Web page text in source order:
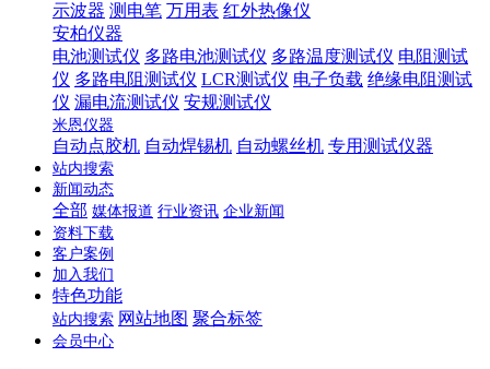
示波器 测电笔 万用表 红外热像仪
安柏仪器
电池测试仪 多路电池测试仪 多路温度测试仪 电阻测试
仪 多路电阻测试仪 LCR测试仪 电子负载 绝缘电阻测试
仪 漏电流测试仪 安规测试仪
米恩仪器
自动点胶机 自动焊锡机 自动螺丝机 专用测试仪器
站内搜索
新闻动态
全部 媒体报道 行业资讯 企业新闻
资料下载
客户案例
加入我们
特色功能
站内搜索 网站地图 聚合标签
会员中心